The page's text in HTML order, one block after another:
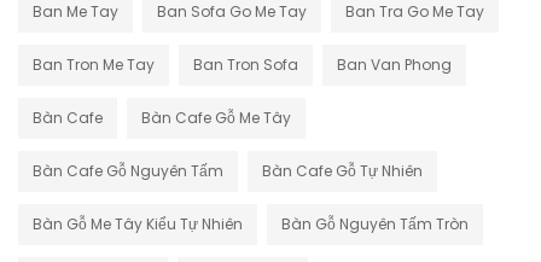
Ban Me Tay Ban Sofa Go Me Tay Ban Tra Go Me Tay
Ban Tron Me Tay Ban Tron Sofa Ban Van Phong
Bàn Cafe Bàn Cafe Gỗ Me Tây
Bàn Cafe Gỗ Nguyên Tấm Bàn Cafe Gỗ Tự Nhiên
Bàn Gỗ Me Tây Kiểu Tự Nhiên Bàn Gỗ Nguyên Tấm Tròn